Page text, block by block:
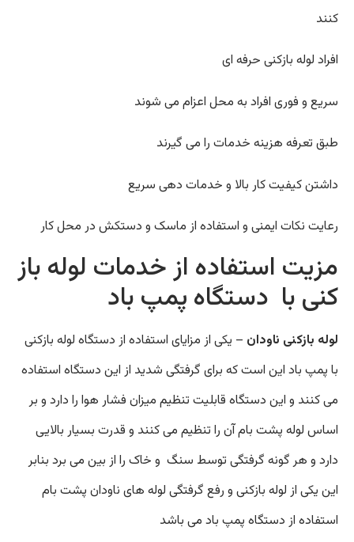
کنند
افراد لوله بازکنی حرفه ای
سریع و فوری افراد به محل اعزام می شوند
طبق تعرفه هزینه خدمات را می گیرند
داشتن کیفیت کار بالا و خدمات دهی سریع
رعایت نکات ایمنی و استفاده از ماسک و دستکش در محل کار
مزیت استفاده از خدمات لوله باز
کنی با دستگاه پمپ باد
لوله بازکنی ناودان – یکی از مزایای استفاده از دستگاه لوله بازکنی
با پمپ باد این است که برای گرفتگی شدید از این دستگاه استفاده
می کنند و این دستگاه قابلیت تنظیم میزان فشار هوا را دارد و بر
اساس لوله پشت بام آن را تنظیم می کنند و قدرت بسیار بالایی
دارد و هر گونه گرفتگی توسط سنگ و خاک را از بین می برد بنابر
این یکی از لوله بازکنی و رفع گرفتگی لوله های ناودان پشت بام
استفاده از دستگاه پمپ باد می باشد